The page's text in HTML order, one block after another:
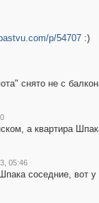
p/54707:)
снято не с
а квартира
05:46
соседние, вот